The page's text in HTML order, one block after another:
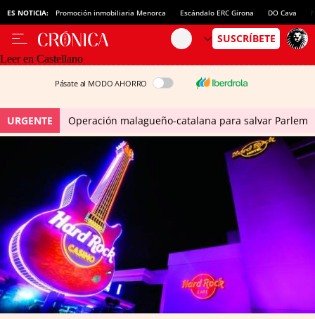
ES NOTICIA: Promoción inmobiliaria Menorca Escándalo ERC Girona DO Cava
Leer en Castellano
Pásate al MODO AHORRO
URGENTE Operación malagueño-catalana para salvar Parlem